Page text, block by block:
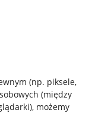
(np. piksele,
(między
, możemy